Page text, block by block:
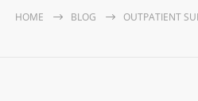
HOME BLOG OUTPATIENT